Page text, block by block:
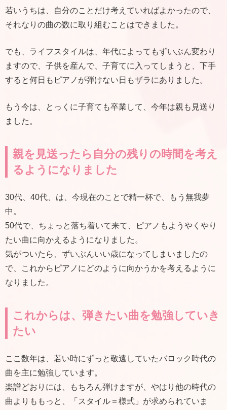
若いうちは、自分のことだけ考えていればよかったので、
それなりの曲の数に取り組むことはできました。
でも、ライフスタイルは、年代によってもずいぶん変わり
ますので、子供を産んで、子育てに入ってしまうと、下手
すると何日もピアノが弾けない日もザラにありました。
もう今は、とっくに子育ても卒業して、今年は親も見送り
ました。
親を見送ったら自分の残りの時間を考え
るようになりました
30代、40代、は、今現在のことで精一杯で、もう無我夢
中。
50代で、ちょっと落ち着いて来て、ピアノもようやくやり
たい曲に向かえるようになりました。
気がついたら、ずいぶんいい歳になってしまいましたの
で、これからピアノにどのように向かうかを考えるように
なりました。
これからは、弾きたい曲を勉強していき
たい
ここ数年は、若い時にずっと敬遠していたバロック時代の
曲を主に勉強しています。
楽譜どおりには、もちろん弾けますが、やはり他の時代の
曲よりももっと、「スタイル＝様式」が求められていま